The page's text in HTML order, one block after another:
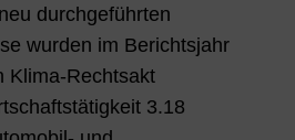
durchgeführten
wurden im Berichtsjahr
Klima-Rechtsakt
3.18